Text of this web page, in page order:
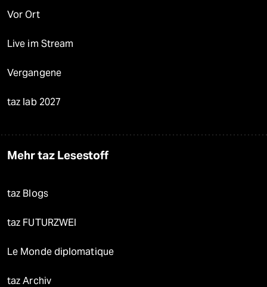
Vor Ort
Live im Stream
Vergangene
taz lab 2027
Mehr taz Lesestoff
taz Blogs
taz FUTURZWEI
Le Monde diplomatique
taz Archiv